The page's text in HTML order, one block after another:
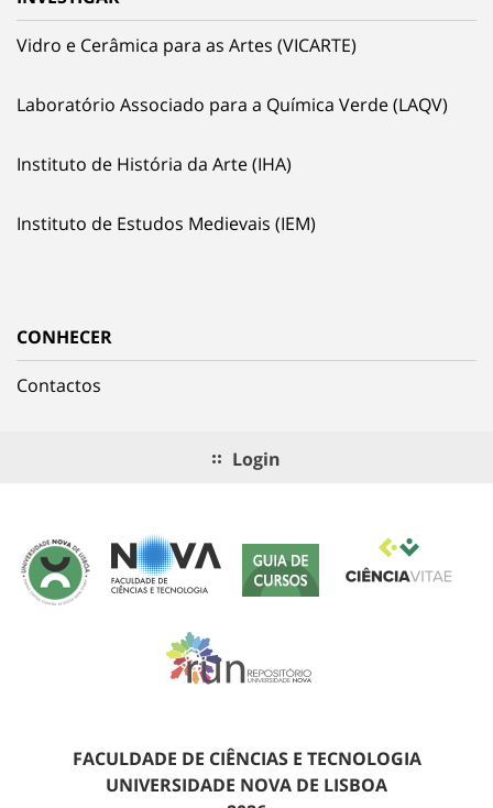
Vidro e Cerâmica para as Artes (VICARTE)
Laboratório Associado para a Química Verde (LAQV)
Instituto de História da Arte (IHA)
Instituto de Estudos Medievais (IEM)
CONHECER
Contactos
Login
FACULDADE DE CIÊNCIAS E TECNOLOGIA
UNIVERSIDADE NOVA DE LISBOA